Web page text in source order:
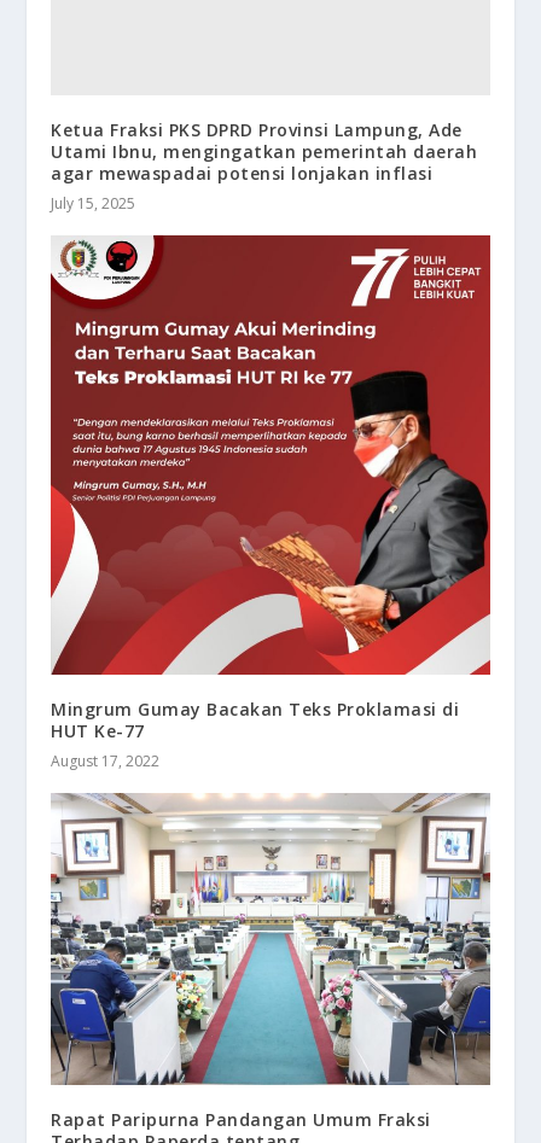
Ketua Fraksi PKS DPRD Provinsi Lampung, Ade
Utami Ibnu, mengingatkan pemerintah daerah
agar mewaspadai potensi lonjakan inflasi
July 15, 2025
Mingrum Gumay Bacakan Teks Proklamasi di
HUT Ke-77
August 17, 2022
Rapat Paripurna Pandangan Umum Fraksi